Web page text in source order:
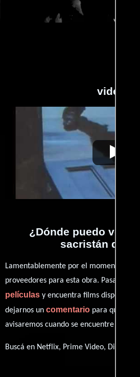
videos
El sacristán del
diablo
Video de la película
¿Dónde puedo ver la
sacristán del
Lamentablemente por el momento no
proveedores para esta obra. Pasa por
películas y encuentra films disponibles.
dejarnos un comentario para que le
avisaremos cuando se encuentre
Buscá en Netflix, Prime Video, Disney+